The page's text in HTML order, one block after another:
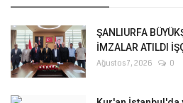
ŞANLIURFA
İMZALAR ATILDI
Ağustos 7, 2026 0